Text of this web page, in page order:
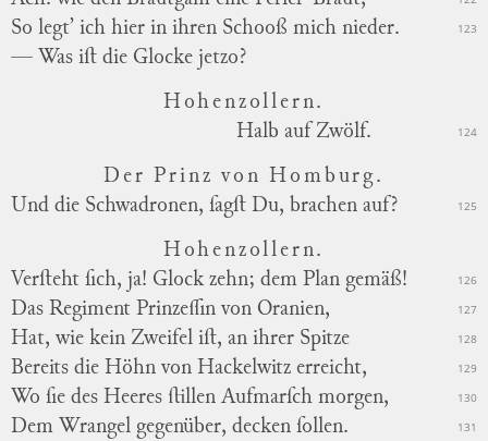
So legt’ ich hier in ihren Schooß mich nieder. 123
— Was iſt die Glocke jetzo?
Hohenzollern.
Halb auf Zwölf.
124
Der Prinz von Homburg.
Und die Schwadronen, ſagſt Du, brachen auf?
125
Hohenzollern.
Verſteht ſich, ja! Glock zehn; dem Plan gemäß!
126
Das Regiment Prinzeſſin von Oranien, 127
Hat, wie kein Zweifel iſt, an ihrer Spitze 128
Bereits die Höhn von Hackelwitz erreicht, 129
Wo ſie des Heeres ſtillen Aufmarſch morgen, 130
Dem Wrangel gegenüber, decken ſollen. 131